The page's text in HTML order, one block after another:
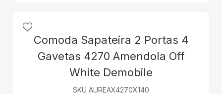
Comoda Sapateira 2 Portas 4
Gavetas 4270 Amendola Off
White Demobile
SKU AUREAX4270X140